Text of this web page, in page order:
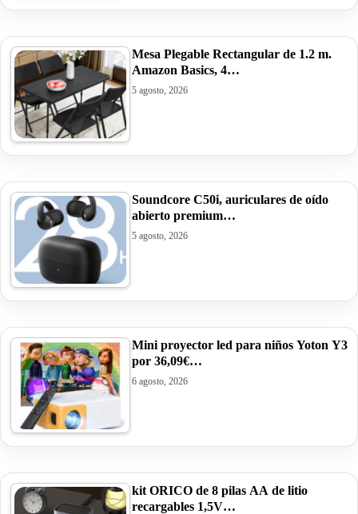
Mesa Plegable Rectangular de 1.2 m.
Amazon Basics, 4…
5 agosto, 2026
Soundcore C50i, auriculares de oído
abierto premium…
5 agosto, 2026
Mini proyector led para niños Yoton Y3
por 36,09€…
6 agosto, 2026
kit ORICO de 8 pilas AA de litio
recargables 1,5V…